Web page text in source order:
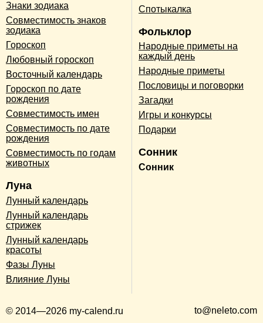
Знаки зодиака
Совместимость знаков
зодиака
Гороскоп
Любовный гороскоп
Восточный календарь
Гороскоп по дате
рождения
Совместимость имен
Совместимость по дате
рождения
Совместимость по годам
животных
Луна
Лунный календарь
Лунный календарь
стрижек
Лунный календарь
красоты
Фазы Луны
Влияние Луны
Спотыкалка
Фольклор
Народные приметы на
каждый день
Народные приметы
Пословицы и поговорки
Загадки
Игры и конкурсы
Подарки
Сонник
Сонник
© 2014—2026 my-calend.ru to@neleto.com